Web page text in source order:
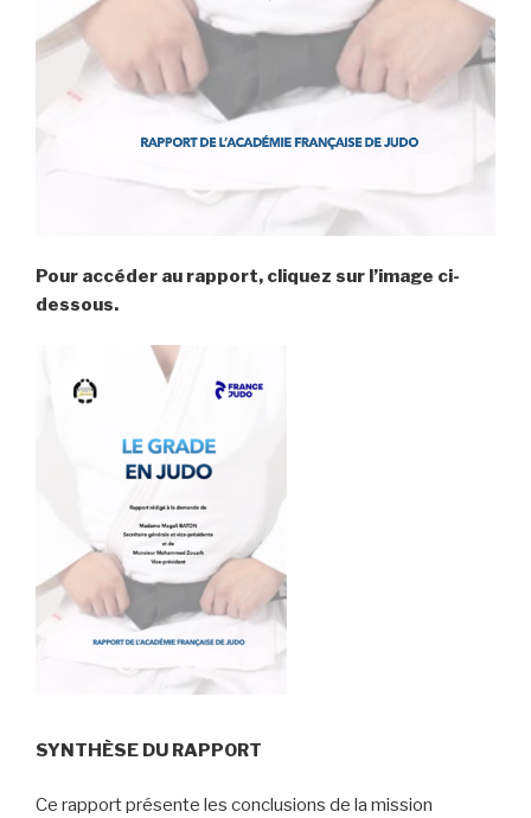
Pour accéder au rapport, cliquez sur l’image ci-
dessous.
SYNTHÈSE DU RAPPORT
Ce rapport présente les conclusions de la mission